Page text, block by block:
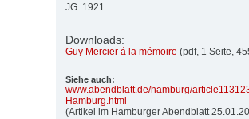
JG. 1921
Downloads:
Guy Mercier á la mémoire (pdf, 1 Seite,
Siehe auch:
www.abendblatt.de/hamburg/
Hamburg.html
(Artikel im Hamburger Abendblatt